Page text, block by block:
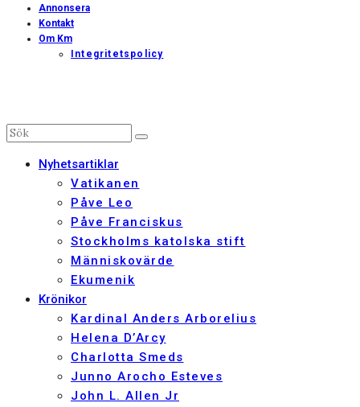
Annonsera
Kontakt
Om Km
Integritetspolicy
Nyhetsartiklar
Vatikanen
Påve Leo
Påve Franciskus
Stockholms katolska stift
Människovärde
Ekumenik
Krönikor
Kardinal Anders Arborelius
Helena D’Arcy
Charlotta Smeds
Junno Arocho Esteves
John L. Allen Jr